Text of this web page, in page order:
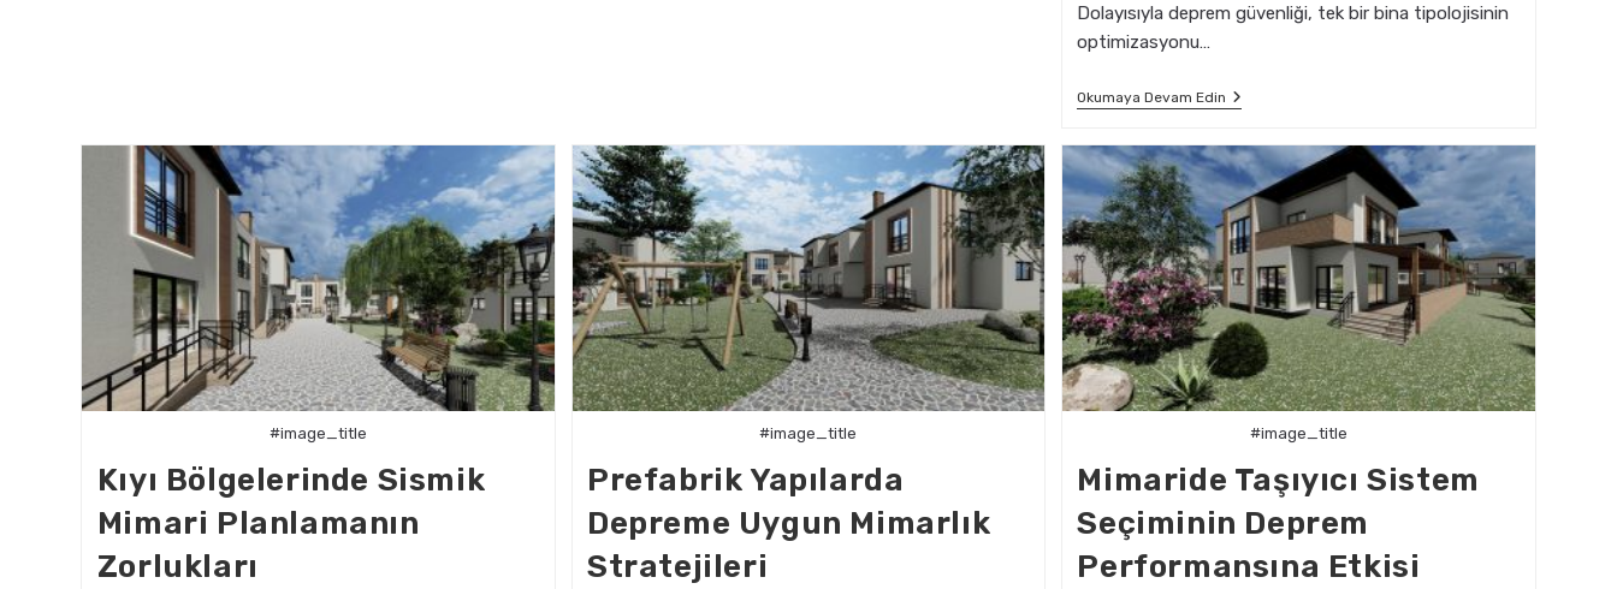
Dolayısıyla deprem güvenliği, tek bir bina tipolojisinin
optimizasyonu…
Okumaya Devam Edin Üniversite
Binalarında
Dayanıklı
Mimarlık
Uygulamaları
#image_title
Kıyı Bölgelerinde Sismik
Mimari Planlamanın
Zorlukları
#image_title
Prefabrik Yapılarda
Depreme Uygun Mimarlık
Stratejileri
#image_title
Mimaride Taşıyıcı Sistem
Seçiminin Deprem
Performansına Etkisi